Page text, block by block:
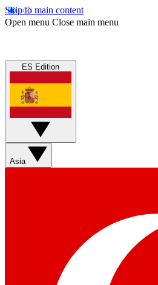
Skip to main content
Open menu Close main menu
ES Edition
Asia